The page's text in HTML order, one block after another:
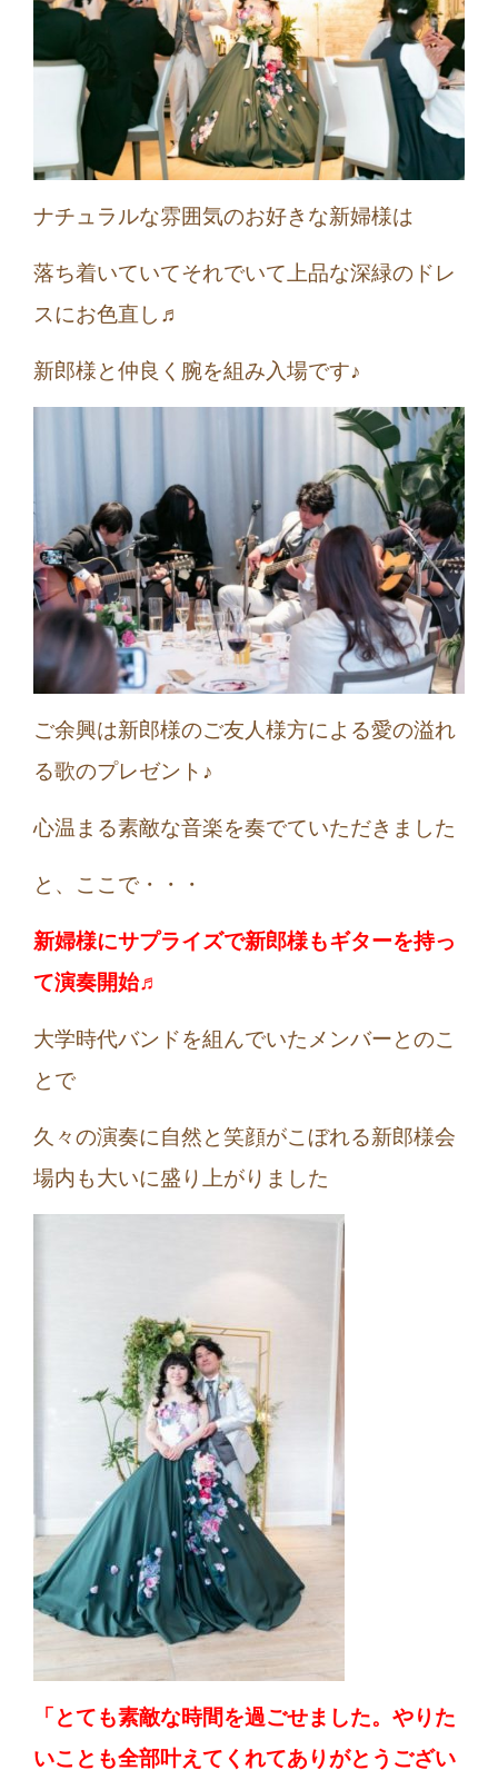
ナチュラルな雰囲気のお好きな新婦様は
落ち着いていてそれでいて上品な深緑のドレ
スにお色直し♬
新郎様と仲良く腕を組み入場です♪
ご余興は新郎様のご友人様方による愛の溢れ
る歌のプレゼント♪
心温まる素敵な音楽を奏でていただきました
と、ここで・・・
新婦様にサプライズで新郎様もギターを持っ
て演奏開始♬
大学時代バンドを組んでいたメンバーとのこ
とで
久々の演奏に自然と笑顔がこぼれる新郎様会
場内も大いに盛り上がりました
「とても素敵な時間を過ごせました。やりた
いことも全部叶えてくれてありがとうござい